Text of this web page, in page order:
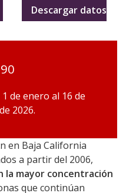
Descargar datos
de enero al 16 de
2026.
en Baja California
a partir del 2006,
la mayor concentración
que continúan